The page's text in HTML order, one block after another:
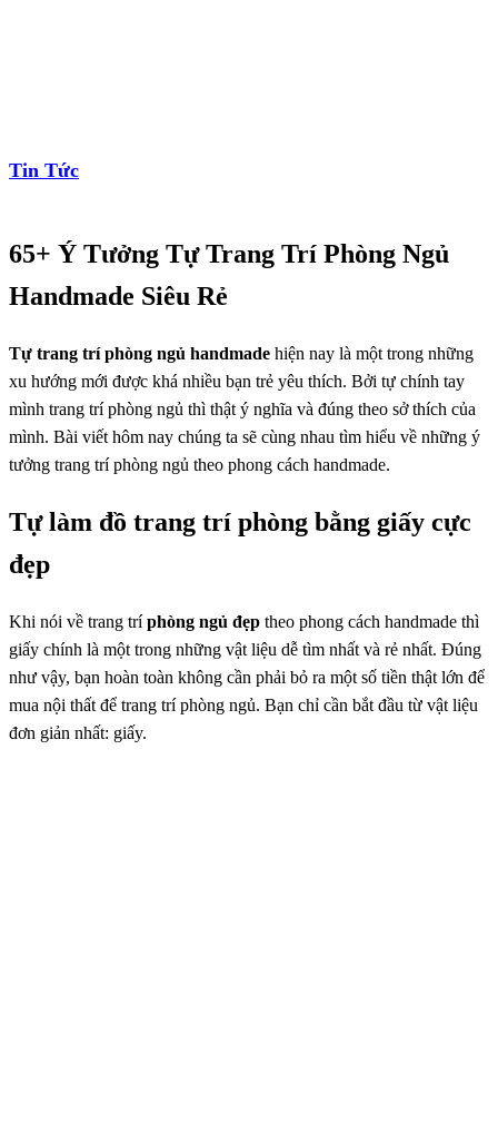
Tin Tức
65+ Ý Tưởng Tự Trang Trí Phòng Ngủ
Handmade Siêu Rẻ
Tự trang trí phòng ngủ handmade hiện nay là một trong những
xu hướng mới được khá nhiều bạn trẻ yêu thích. Bởi tự chính tay
mình trang trí phòng ngủ thì thật ý nghĩa và đúng theo sở thích của
mình. Bài viết hôm nay chúng ta sẽ cùng nhau tìm hiểu về những ý
tưởng trang trí phòng ngủ theo phong cách handmade.
Tự làm đồ trang trí phòng bằng giấy cực
đẹp
Khi nói về trang tríphòng ngủ đẹp theo phong cách handmade thì
giấy chính là một trong những vật liệu dễ tìm nhất và rẻ nhất. Đúng
như vậy, bạn hoàn toàn không cần phải bỏ ra một số tiền thật lớn để
mua nội thất để trang trí phòng ngủ. Bạn chỉ cần bắt đầu từ vật liệu
đơn giản nhất: giấy.